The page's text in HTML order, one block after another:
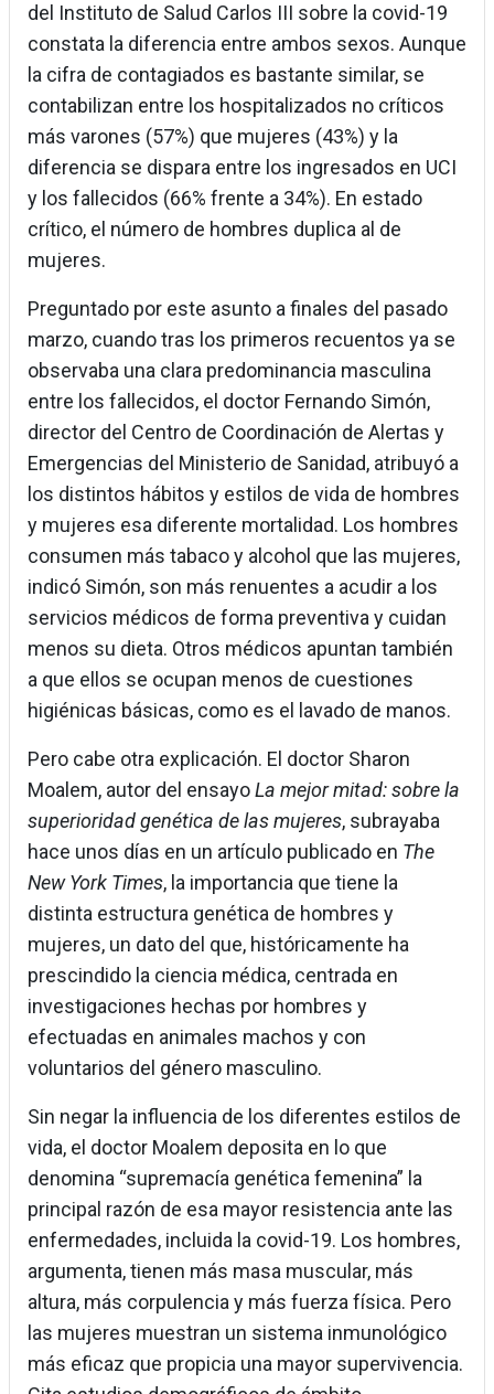
del Instituto de Salud Carlos III sobre la covid-19
constata la diferencia entre ambos sexos. Aunque
la cifra de contagiados es bastante similar, se
contabilizan entre los hospitalizados no críticos
más varones (57%) que mujeres (43%) y la
diferencia se dispara entre los ingresados en UCI
y los fallecidos (66% frente a 34%). En estado
crítico, el número de hombres duplica al de
mujeres.
Preguntado por este asunto a finales del pasado
marzo, cuando tras los primeros recuentos ya se
observaba una clara predominancia masculina
entre los fallecidos, el doctor Fernando Simón,
director del Centro de Coordinación de Alertas y
Emergencias del Ministerio de Sanidad, atribuyó a
los distintos hábitos y estilos de vida de hombres
y mujeres esa diferente mortalidad. Los hombres
consumen más tabaco y alcohol que las mujeres,
indicó Simón, son más renuentes a acudir a los
servicios médicos de forma preventiva y cuidan
menos su dieta. Otros médicos apuntan también
a que ellos se ocupan menos de cuestiones
higiénicas básicas, como es el lavado de manos.
Pero cabe otra explicación. El doctor Sharon
Moalem, autor del ensayoLa mejor mitad: sobre la
superioridad genética de las mujeres, subrayaba
hace unos días en un artículo publicado en The
New York Times, la importancia que tiene la
distinta estructura genética de hombres y
mujeres, un dato del que, históricamente ha
prescindido la ciencia médica, centrada en
investigaciones hechas por hombres y
efectuadas en animales machos y con
voluntarios del género masculino.
Sin negar la influencia de los diferentes estilos de
vida, el doctor Moalem deposita en lo que
denomina “supremacía genética femenina” la
principal razón de esa mayor resistencia ante las
enfermedades, incluida la covid-19. Los hombres,
argumenta, tienen más masa muscular, más
altura, más corpulencia y más fuerza física. Pero
las mujeres muestran un sistema inmunológico
más eficaz que propicia una mayor supervivencia.